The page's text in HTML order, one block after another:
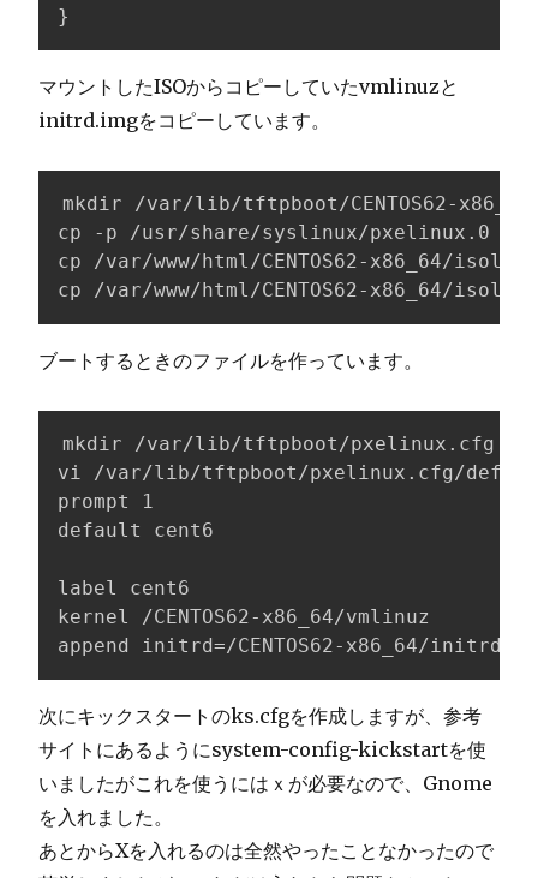
}
マウントしたISOからコピーしていたvmlinuzと
initrd.imgをコピーしています。
mkdir /var/lib/tftpboot/CENTOS62-x86_64
cp -p /usr/share/syslinux/pxelinux.0 /
cp /var/www/html/CENTOS62-x86_64/
cp /var/www/html/CENTOS62-x86_64/
ブートするときのファイルを作っています。
mkdir /var/lib/tftpboot/pxelinux.cfg
vi /var/lib/tftpboot/pxelinux.cfg/
prompt 1
default cent6
label cent6
kernel /CENTOS62-x86_64/vmlinuz
append initrd=/CENTOS62-x86_64/
次にキックスタートのks.cfgを作成しますが、参考
サイトにあるようにsystem-config-kickstartを使
いましたがこれを使うにはｘが必要なので、Gnome
を入れました。
あとからXを入れるのは全然やったことなかったので